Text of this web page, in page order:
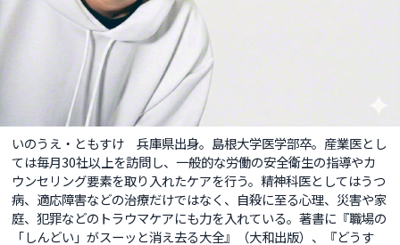
いのうえ・ともすけ 兵庫県出身。島根大学医学部卒。産業医とし
ては毎月30社以上を訪問し、一般的な労働の安全衛生の指導やカ
ウンセリング要素を取り入れたケアを行う。精神科医としてはうつ
病、適応障害などの治療だけではなく、自殺に至る心理、災害や家
庭、犯罪などのトラウマケアにも力を入れている。著書に『職場の
「しんどい」がスーッと消え去る大全』（大和出版）、『どうす